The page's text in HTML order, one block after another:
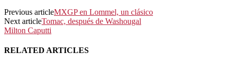
Previous articleMXGP en Lommel, un clásico
Next articleTomac, después de Washougal
Milton Caputti
RELATED ARTICLES